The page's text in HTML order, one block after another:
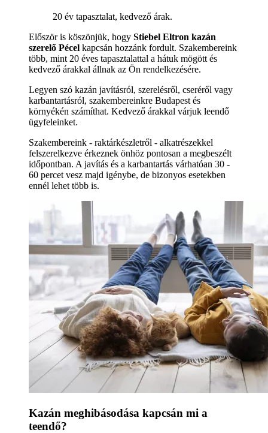
20 év tapasztalat, kedvező árak.
Először is köszönjük, hogy Stiebel Eltron kazán
szerelő Pécel kapcsán hozzánk fordult. Szakembereink
több, mint 20 éves tapasztalattal a hátuk mögött és
kedvező árakkal állnak az Ön rendelkezésére.
Legyen szó kazán javításról, szerelésről, cseréről vagy
karbantartásról, szakembereinkre Budapest és
környékén számíthat. Kedvező árakkal várjuk leendő
ügyfeleinket.
Szakembereink - raktárkészletről - alkatrészekkel
felszerelkezve érkeznek önhöz pontosan a megbeszélt
időpontban. A javítás és a karbantartás várhatóan 30 -
60 percet vesz majd igénybe, de bizonyos esetekben
ennél lehet több is.
Kazán meghibásodása kapcsán mi a
teendő?